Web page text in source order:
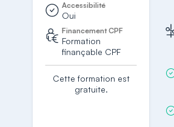
Accessibilité
Oui
Financement CPF
Formation
finançable CPF
Cette formation est
gratuite.